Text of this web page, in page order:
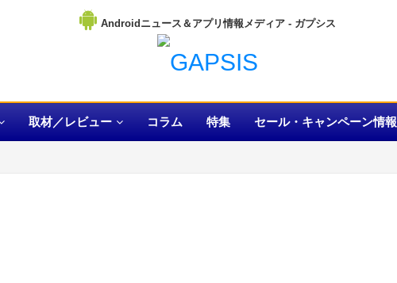
Androidニュース＆アプリ情報メディア
取材／レビュー コラム 特集 セール・キャンペーン情報